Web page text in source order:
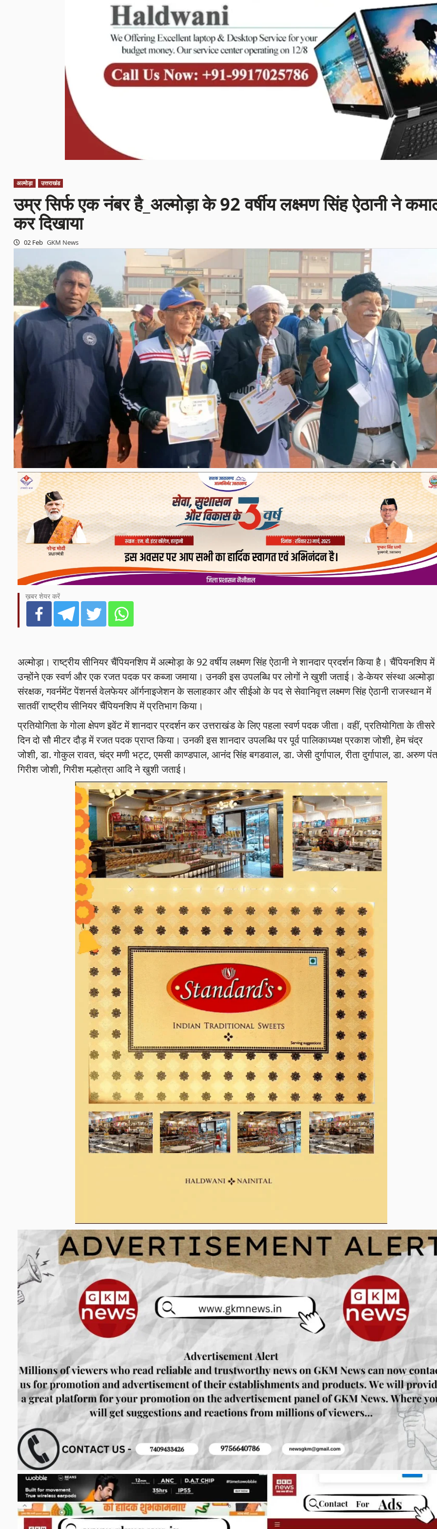
अल्मोड़ा उत्तराखंड
उम्र सिर्फ एक नंबर है_अल्मोड़ा के 92 वर्षीय लक्ष्मण सिंह ऐठानी ने
कर दिखाया
02 Feb GKM News
ख़बर शेयर करें
अल्मोड़ा। राष्ट्रीय सीनियर चैंपियनशिप में अल्मोड़ा के 92 वर्षीय लक्ष्मण सिंह ऐठानी ने शानदार प्रदर्शन किया है। चैंपियनशिप में
उन्होंने एक स्वर्ण और एक रजत पदक पर कब्जा जमाया। उनकी इस उपलब्धि पर लोगों ने खुशी जताई। डे-केयर संस्था
संरक्षक, गवर्नमेंट पेंशनर्स वेलफेयर ऑर्गनाइजेशन के सलाहकार और सीईओ के पद से सेवानिवृत्त लक्ष्मण सिंह ऐठानी राजस्थान में
सातवीं राष्ट्रीय सीनियर चैंपियनशिप में प्रतिभाग किया।
प्रतियोगिता के गोला क्षेपण इवेंट में शानदार प्रदर्शन कर उत्तराखंड के लिए पहला स्वर्ण पदक जीता। वहीं, प्रतियोगिता के तीसरे
दिन दो सौ मीटर दौड़ में रजत पदक प्राप्त किया। उनकी इस शानदार उपलब्धि पर पूर्व पालिकाध्यक्ष प्रकाश जोशी, हेम चंद्र
जोशी, डा. गोकुल रावत, चंद्र मणी भट्ट, एमसी काण्डपाल, आनंद सिंह बगडवाल, डा. जेसी दुर्गापाल, रीता दुर्गापाल, डा. अरुण
गिरीश जोशी, गिरीश मल्होत्रा आदि ने खुशी जताई।